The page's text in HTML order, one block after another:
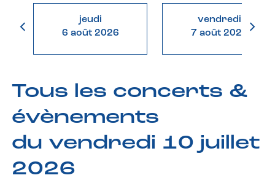
jeudi
6 août 2026
vendredi
7 août 2026
Tous les concerts &
évènements
du vendredi 10 juillet
2026